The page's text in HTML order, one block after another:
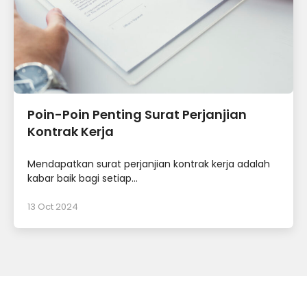
Poin-Poin Penting Surat Perjanjian
Kontrak Kerja
Mendapatkan surat perjanjian kontrak kerja adalah
kabar baik bagi setiap...
13 Oct 2024